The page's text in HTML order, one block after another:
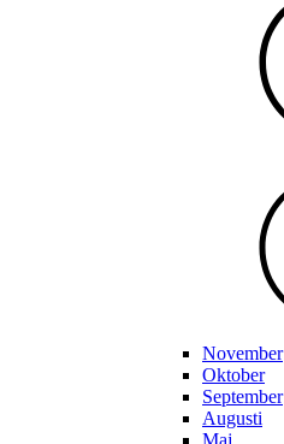
November
Oktober
September
Augusti
Maj